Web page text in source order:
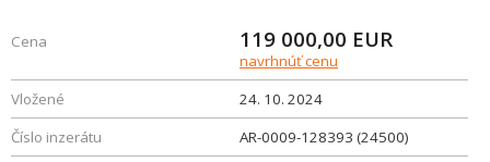
Cena 119 000,00 EUR
navrhnúť cenu
Vložené
24. 10. 2024
Číslo inzerátu
AR-0009-128393 (24500)